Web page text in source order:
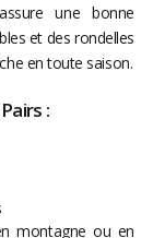
une bonne
et des rondelles
en toute saison.
:
montagne ou en